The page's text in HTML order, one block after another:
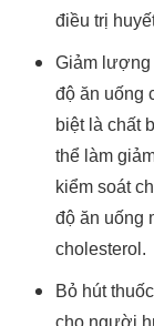
điều trị
Giảm lượng
độ ăn uống
biệt là chất
thể làm
kiểm soát
độ ăn uống
cholesterol.
Bỏ hút
cho người